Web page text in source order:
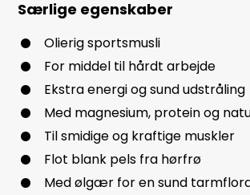
Særlige egenskaber
Olierig sportsmusli
For middel til hårdt arbejde
Ekstra energi og sund udstråling
Med magnesium, protein og
Til smidige og kraftige muskler
Flot blank pels fra hørfrø
Med ølgær for en sund